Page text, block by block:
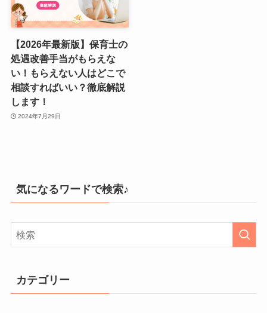
【2026年最新版】保育士の
処遇改善手当がもらえな
い！もらえない人はどこで
相談すればいい？徹底解説
します！
2024年7月29日
気になるワードで検索♪
カテゴリー